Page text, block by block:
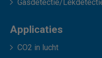
Gasdetectie/
Applicaties
CO2 in lucht